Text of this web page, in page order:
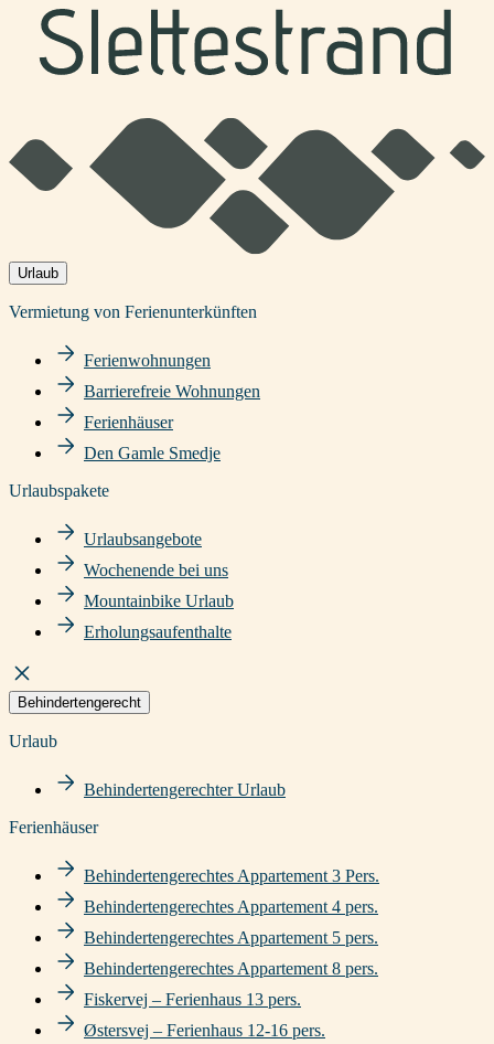
Urlaub
Vermietung von Ferienunterkünften
Ferienwohnungen
Barrierefreie Wohnungen
Ferienhäuser
Den Gamle Smedje
Urlaubspakete
Urlaubsangebote
Wochenende bei uns
Mountainbike Urlaub
Erholungsaufenthalte
Behindertengerecht
Urlaub
Behindertengerechter Urlaub
Ferienhäuser
Behindertengerechtes Appartement 3 Pers.
Behindertengerechtes Appartement 4 pers.
Behindertengerechtes Appartement 5 pers.
Behindertengerechtes Appartement 8 pers.
Fiskervej – Ferienhaus 13 pers.
Østersvej – Ferienhaus 12-16 pers.